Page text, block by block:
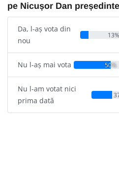
pe Nicușor Dan
Da, l-aș vota din
nou
13%
Nu l-aș mai vota 50%
Nu l-am votat nici
prima dată